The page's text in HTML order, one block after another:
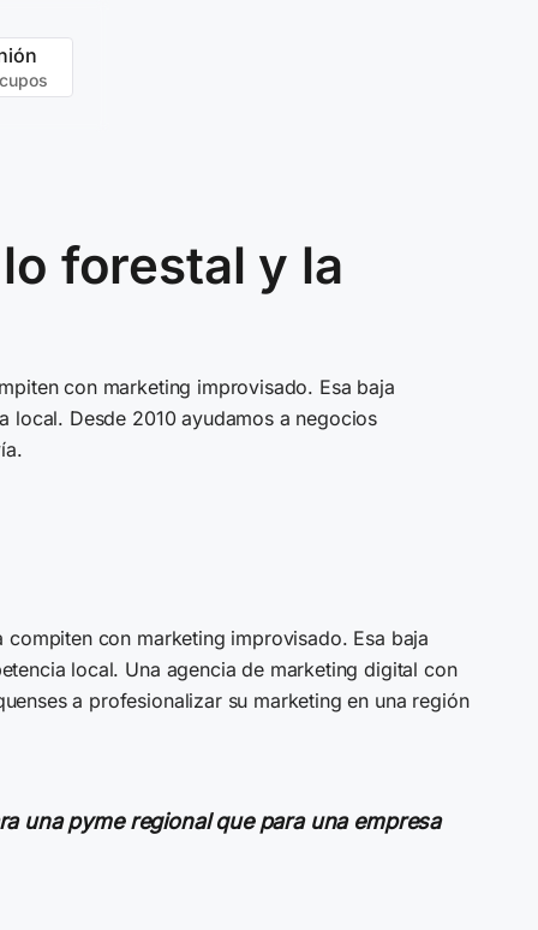
forestal y la
con marketing improvisado. Esa baja
local. Desde 2010 ayudamos a negocios
con marketing improvisado. Esa baja
local. Una agencia de marketing digital con
a profesionalizar su marketing en una región
una pyme regional que para una empresa